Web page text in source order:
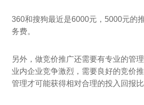
360和搜狗最近是6000元，5000元的
务费。
另外，做竞价推广还需要有专业的管
业内企业竞争激烈，需要良好的竞价
管理才可能获得相对合理的投入回报比